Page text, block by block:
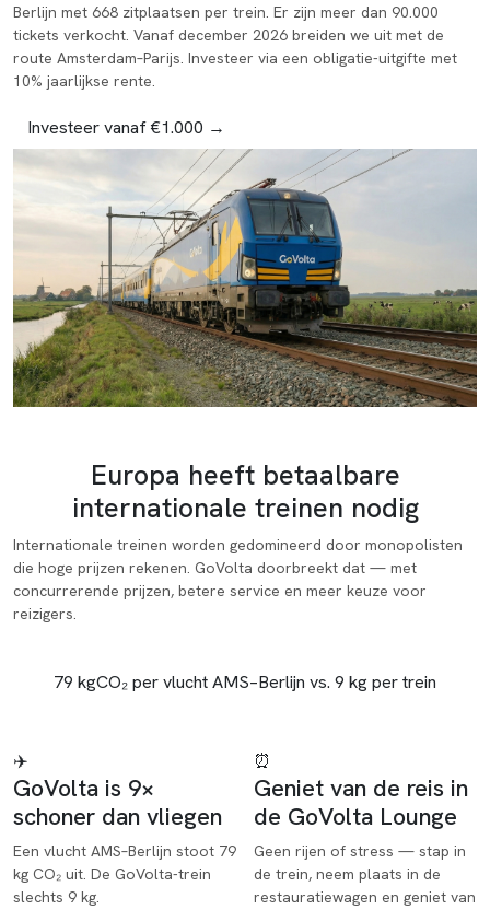
Berlijn met 668 zitplaatsen per trein. Er zijn meer dan 90.000
tickets verkocht. Vanaf december 2026 breiden we uit met de
route Amsterdam–Parijs. Investeer via een obligatie-uitgifte met
10% jaarlijkse rente.
Investeer vanaf €1.000 →
Europa heeft betaalbare
internationale treinen nodig
Internationale treinen worden gedomineerd door monopolisten
die hoge prijzen rekenen. GoVolta doorbreekt dat — met
concurrerende prijzen, betere service en meer keuze voor
reizigers.
79 kgCO₂ per vlucht AMS–Berlijn vs. 9 kg per trein
✈️
GoVolta is 9×
schoner dan vliegen
Een vlucht AMS–Berlijn stoot 79
kg CO₂ uit. De GoVolta-trein
slechts 9 kg.
⏰
Geniet van de reis in
de GoVolta Lounge
Geen rijen of stress — stap in
de trein, neem plaats in de
restauratiewagen en geniet van